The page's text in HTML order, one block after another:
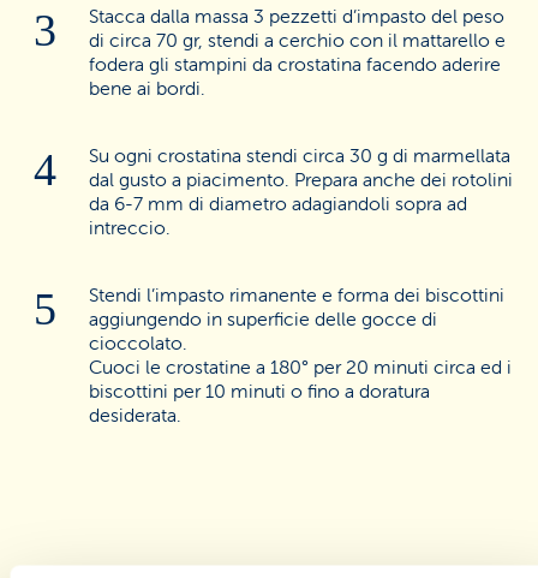
Stacca dalla massa 3 pezzetti d’impasto del peso
di circa 70 gr, stendi a cerchio con il mattarello e
fodera gli stampini da crostatina facendo aderire
bene ai bordi.
Su ogni crostatina stendi circa 30 g di marmellata
dal gusto a piacimento. Prepara anche dei rotolini
da 6-7 mm di diametro adagiandoli sopra ad
intreccio.
Stendi l’impasto rimanente e forma dei biscottini
aggiungendo in superficie delle gocce di
cioccolato.
Cuoci le crostatine a 180° per 20 minuti circa ed i
biscottini per 10 minuti o fino a doratura
desiderata.